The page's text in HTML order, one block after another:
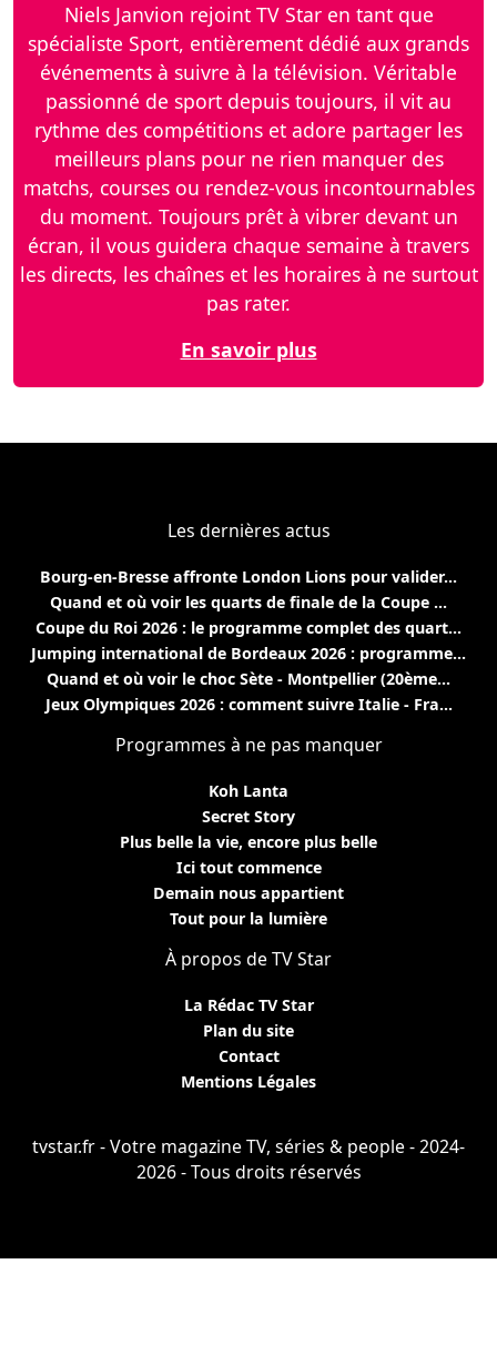
Niels Janvion rejoint TV Star en tant que
spécialiste Sport, entièrement dédié aux grands
événements à suivre à la télévision. Véritable
passionné de sport depuis toujours, il vit au
rythme des compétitions et adore partager les
meilleurs plans pour ne rien manquer des
matchs, courses ou rendez-vous incontournables
du moment. Toujours prêt à vibrer devant un
écran, il vous guidera chaque semaine à travers
les directs, les chaînes et les horaires à ne surtout
pas rater.
En savoir plus
Les dernières actus
Bourg-en-Bresse affronte London Lions pour valider...
Quand et où voir les quarts de finale de la Coupe ...
Coupe du Roi 2026 : le programme complet des quart...
Jumping international de Bordeaux 2026 : programme...
Quand et où voir le choc Sète - Montpellier (20ème...
Jeux Olympiques 2026 : comment suivre Italie - Fra...
Programmes à ne pas manquer
Koh Lanta
Secret Story
Plus belle la vie, encore plus belle
Ici tout commence
Demain nous appartient
Tout pour la lumière
À propos de TV Star
La Rédac TV Star
Plan du site
Contact
Mentions Légales
tvstar.fr - Votre magazine TV, séries & people - 2024-
2026 - Tous droits réservés